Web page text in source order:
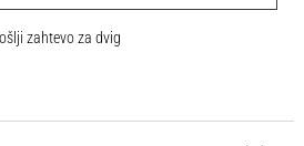
zahtevo za dvig